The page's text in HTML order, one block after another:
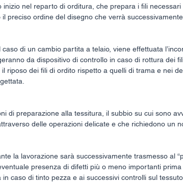
inizio nel reparto di orditura, che prepara i fili
preciso ordine del disegno che verrà
caso di un cambio partita a telaio, viene effettuata
da dispositivo di controllo in caso di rottura dei
riposo dei fili di ordito rispetto a quelli di trama e nei
di preparazione alla tessitura, il subbio su cui sono
delle operazioni delicate e che richiedono un
la lavorazione sarà successivamente trasmesso al
presenza di difetti più o meno importanti
caso di tinto pezza e ai successivi controlli sul tessuto